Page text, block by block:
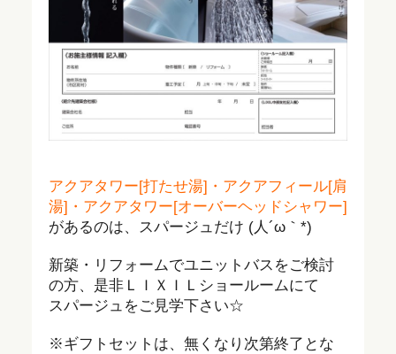
アクアタワー[打たせ湯]・アクアフィール[肩
湯]・アクアタワー[オーバーヘッドシャワー]
があるのは、スパージュだけ (人´ω｀*)
新築・リフォームでユニットバスをご検討
の方、是非ＬＩＸＩＬショールームにて
スパージュをご見学下さい☆
※ギフトセットは、無くなり次第終了とな